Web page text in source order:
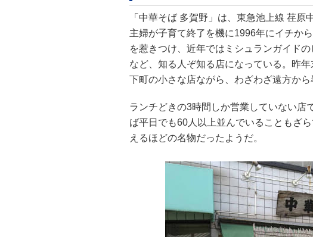
「中華そば 多賀野」は、東急池上線 荏
主婦が子育て終了を機に1996年にイチか
を惹きつけ、近年ではミシュランガイド
など、知る人ぞ知る店になっている。昨年
下町の小さな店ながら、わざわざ遠方から
ランチどきの3時間しか営業していない店
ば平日でも60人以上並んでいることもざ
えるほどの名物だったようだ。